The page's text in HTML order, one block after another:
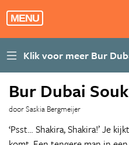
MENU
Bur Dubai Souk
door Saskia Bergmeijer
‘Psst… Shakira, Shakira!’ Je